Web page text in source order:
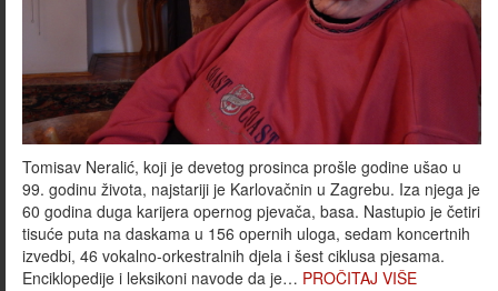
Tomisav Neralić, koji je devetog prosinca prošle godine ušao u
99. godinu života, najstariji je Karlovačnin u Zagrebu. Iza njega je
60 godina duga karijera opernog pjevača, basa. Nastupio je četiri
tisuće puta na daskama u 156 opernih uloga, sedam koncertnih
izvedbi, 46 vokalno-orkestralnih djela i šest ciklusa pjesama.
Enciklopedije i leksikoni navode da je… PROČITAJ VIŠE